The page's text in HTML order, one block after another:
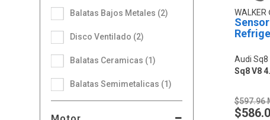
Balatas Bajos Metales (2)
Disco Ventilado (2)
Balatas Ceramicas (1)
Balatas Semimetalicas (1)
WALKER
Audi Sq8
Sq8 V8
$597.96